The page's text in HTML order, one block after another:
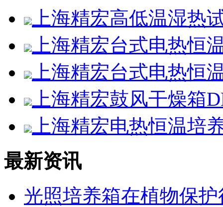
上海精宏高低温湿热
上海精宏台式电热恒
上海精宏台式电热恒
上海精宏鼓风干燥箱
上海精宏电热恒温培
最新资讯
光照培养箱在植物保